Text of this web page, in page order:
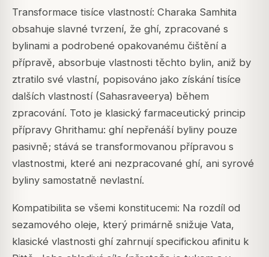
Transformace tisíce vlastností: Charaka Samhita
obsahuje slavné tvrzení, že ghí, zpracované s
bylinami a podrobené opakovanému čištění a
přípravě, absorbuje vlastnosti těchto bylin, aniž by
ztratilo své vlastní, popisováno jako získání tisíce
dalších vlastností (Sahasraveerya) během
zpracování. Toto je klasický farmaceutický princip
přípravy Ghrithamu: ghí nepřenáší byliny pouze
pasivně; stává se transformovanou přípravou s
vlastnostmi, které ani nezpracované ghí, ani syrové
byliny samostatně nevlastní.
Kompatibilita se všemi konstitucemi: Na rozdíl od
sezamového oleje, který primárně snižuje Vata,
klasické vlastnosti ghí zahrnují specifickou afinitu k